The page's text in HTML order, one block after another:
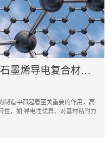
聚乙烯吡咯烷酮PVP在石墨烯导电复合材料中的应用
制造中都起着至关重要的作用，高
性，如:导电性优异、对基材粘附力